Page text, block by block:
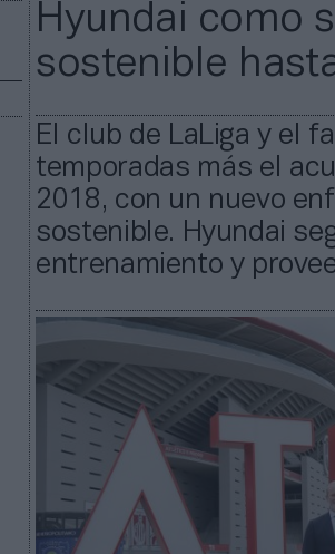
Hyundai como
sostenible
El club de LaLiga y el
temporadas más el
2018, con un nuevo
sostenible. Hyundai
entrenamiento y